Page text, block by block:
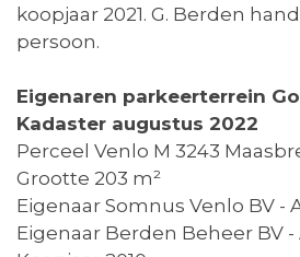
koopjaar 2021. G. Berden
persoon.
Eigenaren parkeerterrein
Kadaster augustus 2022
Perceel Venlo M 3243
Grootte 203 m²
Eigenaar Somnus Venlo BV -
Eigenaar Berden Beheer BV -